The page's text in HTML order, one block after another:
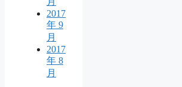
2017
年 9
月
2017
年 8
月